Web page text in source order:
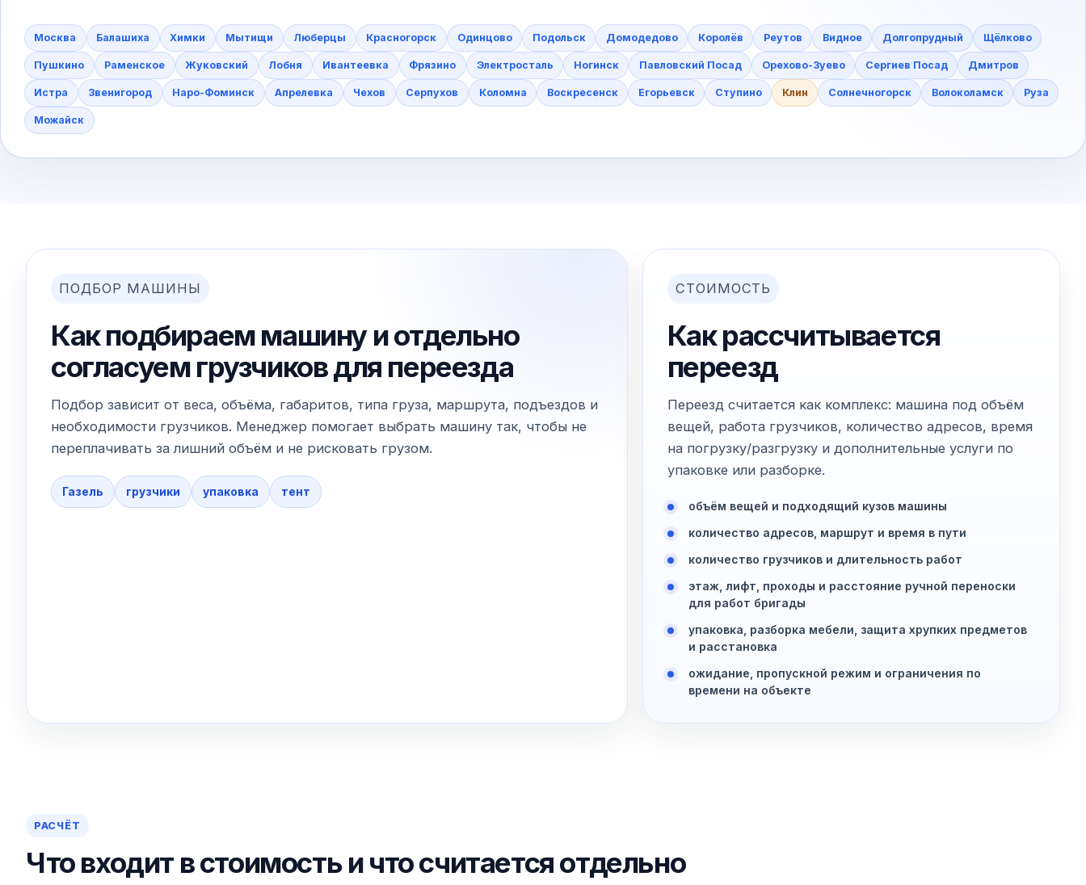
Москва Балашиха Химки Мытищи Люберцы Красногорск Одинцово Подольск Домодедово Королёв Реутов Видное Долгопрудный Щёлково
Пушкино Раменское Жуковский Лобня Ивантеевка Фрязино Электросталь Ногинск Павловский Посад Орехово-Зуево Сергиев Посад Дмитров
Истра Звенигород Наро-Фоминск Апрелевка Чехов Серпухов Коломна Воскресенск Егорьевск Ступино Клин Солнечногорск Волоколамск Руза
Можайск
ПОДБОР МАШИНЫ
Как подбираем машину и отдельно
согласуем грузчиков для переезда
Подбор зависит от веса, объёма, габаритов, типа груза, маршрута, подъездов и
необходимости грузчиков. Менеджер помогает выбрать машину так, чтобы не
переплачивать за лишний объём и не рисковать грузом.
Газель грузчики упаковка тент
СТОИМОСТЬ
Как рассчитывается
переезд
Переезд считается как комплекс: машина под объём
вещей, работа грузчиков, количество адресов, время
на погрузку/разгрузку и дополнительные услуги по
упаковке или разборке.
объём вещей и подходящий кузов машины
количество адресов, маршрут и время в пути
количество грузчиков и длительность работ
этаж, лифт, проходы и расстояние ручной переноски
для работ бригады
упаковка, разборка мебели, защита хрупких предметов
и расстановка
ожидание, пропускной режим и ограничения по
времени на объекте
РАСЧЁТ
Что входит в стоимость и что считается отдельно